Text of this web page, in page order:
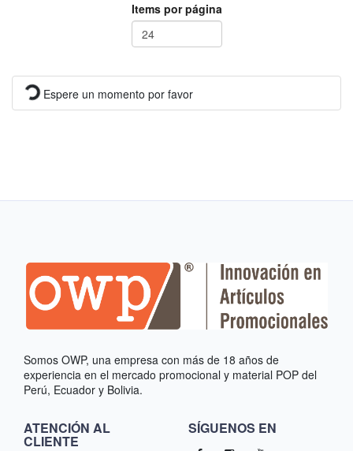
Items por página
Espere un momento por favor
Somos OWP, una empresa con más de 18 años de
experiencia en el mercado promocional y material POP del
Perú, Ecuador y Bolivia.
ATENCIÓN AL
CLIENTE
SÍGUENOS EN